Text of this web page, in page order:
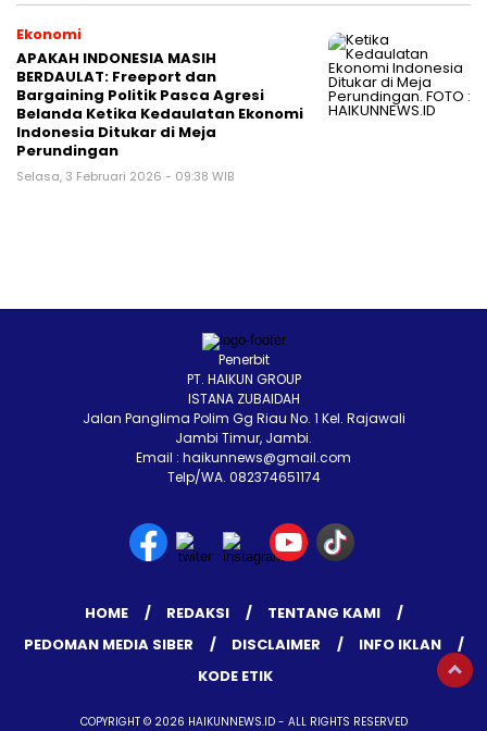
Ekonomi
APAKAH INDONESIA MASIH
BERDAULAT: Freeport dan
Bargaining Politik Pasca Agresi
Belanda Ketika Kedaulatan Ekonomi
Indonesia Ditukar di Meja
Perundingan
Selasa, 3 Februari 2026 - 09:38 WIB
Penerbit
PT. HAIKUN GROUP
ISTANA ZUBAIDAH
Jalan Panglima Polim Gg Riau No. 1 Kel. Rajawali
Jambi Timur, Jambi.
Email : haikunnews@gmail.com
Telp/WA. 082374651174
HOME REDAKSI
TENTANG KAMI
PEDOMAN MEDIA SIBER
DISCLAIMER
INFO IKLAN
KODE ETIK
COPYRIGHT © 2026 HAIKUNNEWS.ID - ALL RIGHTS RESERVED